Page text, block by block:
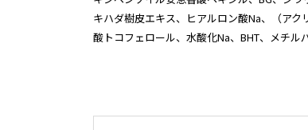
キハダ樹皮エキス、ヒアルロン酸Na、（ア
酸トコフェロール、水酸化Na、BHT、メチル